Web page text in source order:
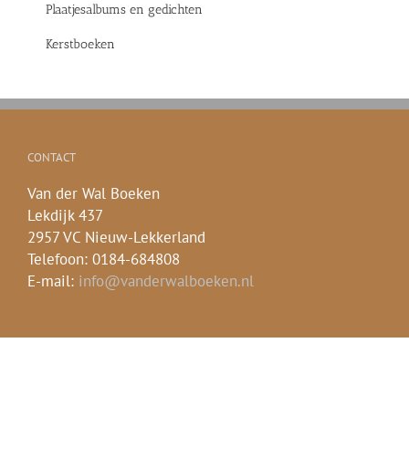
Plaatjesalbums en gedichten
Kerstboeken
CONTACT
Van der Wal Boeken
Lekdijk 437
2957 VC Nieuw-Lekkerland
Telefoon: 0184-684808
E-mail: info@vanderwalboeken.nl